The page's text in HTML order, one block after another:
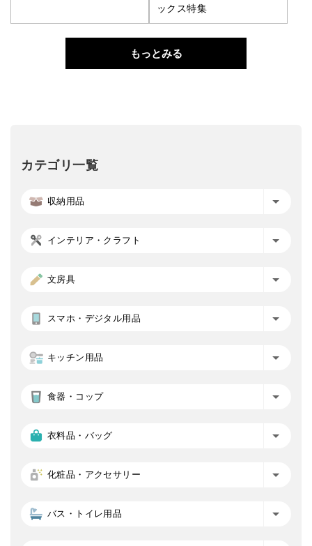
ックス特集
もっとみる
カテゴリ一覧
収納用品
インテリア・クラフト
文房具
スマホ・デジタル用品
キッチン用品
食器・コップ
衣料品・バッグ
化粧品・アクセサリー
バス・トイレ用品